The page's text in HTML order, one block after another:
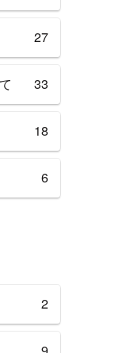
27
33
18
6
2